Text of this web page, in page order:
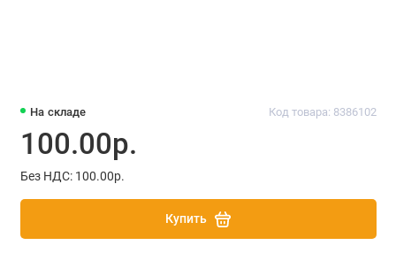
На складе Код товара: 8386102
100.00р.
Без НДС: 100.00р.
Купить